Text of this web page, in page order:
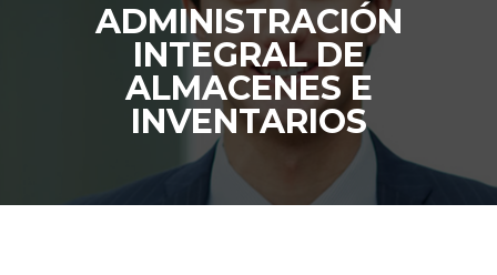
ADMINISTRACIÓN
INTEGRAL DE
ALMACENES E
INVENTARIOS